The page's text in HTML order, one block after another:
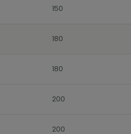
150
180
180
200
200